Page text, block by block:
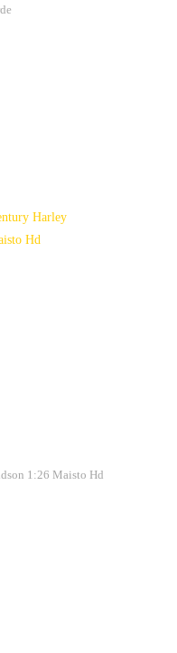
1:26 Maisto Hd